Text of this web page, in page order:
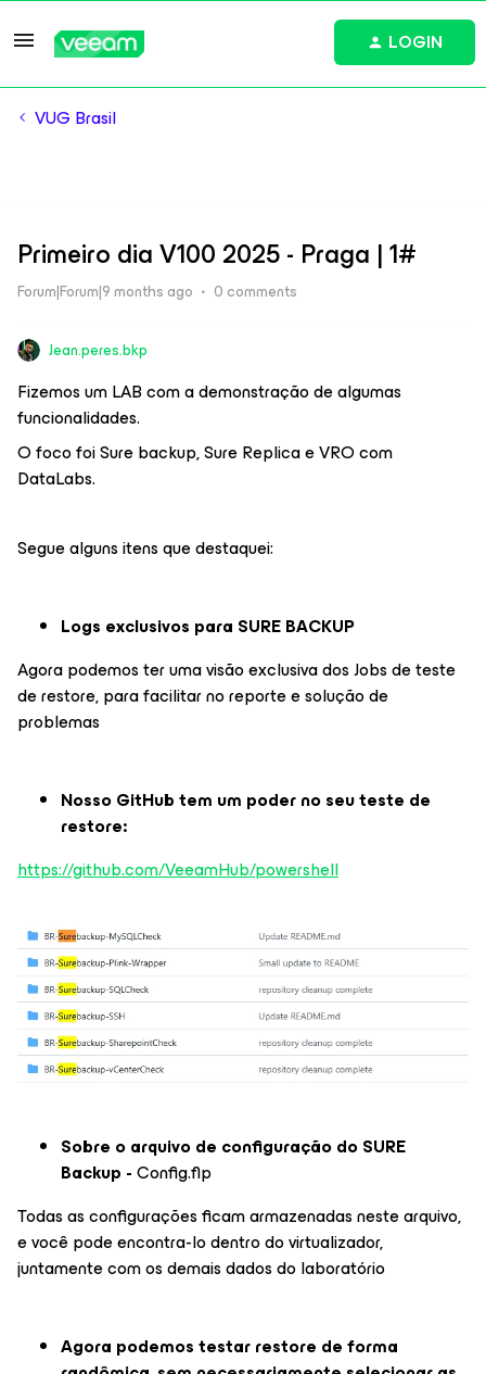
LOGIN
VUG Brasil
Primeiro dia V100 2025 - Praga | 1#
Forum|Forum|9 months ago 0 comments
Jean.peres.bkp
Fizemos um LAB com a demonstração de algumas
funcionalidades.
O foco foi Sure backup, Sure Replica e VRO com
DataLabs.
Segue alguns itens que destaquei:
Logs exclusivos para SURE BACKUP
Agora podemos ter uma visão exclusiva dos Jobs de teste
de restore, para facilitar no reporte e solução de
problemas
Nosso GitHub tem um poder no seu teste de
restore:
https://github.com/VeeamHub/powershell
Sobre o arquivo de configuração do SURE
Backup -Config.flp
Todas as configurações ficam armazenadas neste arquivo,
e você pode encontra-lo dentro do virtualizador,
juntamente com os demais dados do laboratório
Agora podemos testar restore de forma